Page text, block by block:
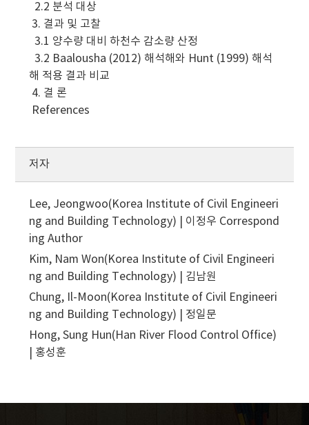
2.2 분석 대상
3. 결과 및 고찰
3.1 양수량 대비 하천수 감소량 산정
3.2 Baalousha (2012) 해석해와 Hunt (1999) 해석
해 적용 결과 비교
4. 결 론
References
저자
Lee, Jeongwoo(Korea Institute of Civil Engineeri
ng and Building Technology) | 이정우 Correspond
ing Author
Kim, Nam Won(Korea Institute of Civil Engineeri
ng and Building Technology) | 김남원
Chung, Il-Moon(Korea Institute of Civil Engineeri
ng and Building Technology) | 정일문
Hong, Sung Hun(Han River Flood Control Office)
| 홍성훈